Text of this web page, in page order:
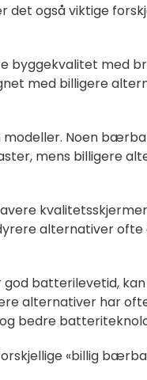
også viktige
byggekvalitet med
med billigere
Noen
mens billigere
alternativer
god batterilevetid,
alternativer har
bedre
«billig